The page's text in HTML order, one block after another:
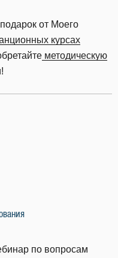
от Моего
курсах
методическую
по вопросам